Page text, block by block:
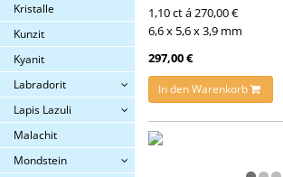
Kristalle
Kunzit
Kyanit
Labradorit
Lapis Lazuli
Malachit
Mondstein
1,10 ct á 270,00 €
6,6 x 5,6 x 3,9 mm
297,00 €
In den Warenkorb